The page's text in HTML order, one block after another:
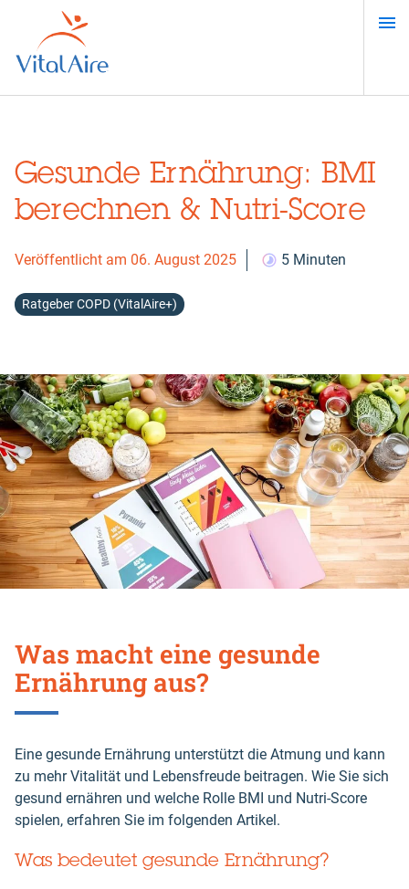
Inhalt
Gesunde Ernährung: BMI
berechnen & Nutri-Score
Veröffentlicht am 06. August 2025 5 Minuten
Ratgeber COPD (VitalAire+)
Was macht eine gesunde
Ernährung aus?
Eine gesunde Ernährung unterstützt die Atmung und kann
zu mehr Vitalität und Lebensfreude beitragen. Wie Sie sich
gesund ernähren und welche Rolle BMI und Nutri-Score
spielen, erfahren Sie im folgenden Artikel.
Was bedeutet gesunde Ernährung?